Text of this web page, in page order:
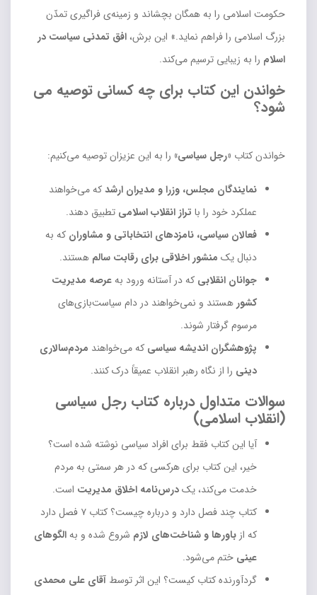
حکومت اسلامی را به همگان بچشاند و زمینه‌ی فراگیری تمدّن
بزرگ اسلامی را فراهم نماید.» این برش، افق تمدنی سیاست در
اسلام را به زیبایی ترسیم می‌کند.
خواندن این کتاب برای چه کسانی توصیه می
شود؟
خواندن کتاب «رجل سیاسی» را به این عزیزان توصیه می‌کنیم:
نمایندگان مجلس، وزرا و مدیران ارشدکه می‌خواهند
عملکرد خود را با تراز انقلاب اسلامی تطبیق دهند.
فعالان سیاسی، نامزدهای انتخاباتی و مشاوران که به
دنبال یک منشور اخلاقی برای رقابت سالم هستند.
جوانان انقلابی که در آستانه ورود بهعرصه مدیریت
کشور هستند و نمی‌خواهند در دام سیاست‌بازی‌های
مرسوم گرفتار شوند.
پژوهشگران اندیشه سیاسی که می‌خواهند مردم‌سالاری
دینی را از نگاه رهبر انقلاب عمیقاً درک کنند.
سوالات متداول درباره کتاب رجل سیاسی
(انقلاب اسلامی)
آیا این کتاب فقط برای افراد سیاسی نوشته شده است؟
خیر، این کتاب برای هرکسی که در هر سمتی به مردم
خدمت می‌کند، یکدرس‌نامه اخلاق مدیریت است.
کتاب چند فصل دارد و درباره چیست؟ کتاب ۷ فصل دارد
که از باورها و شناخت‌های لازم شروع شده و بهالگوهای
عینی ختم می‌شود.
گردآورنده کتاب کیست؟ این اثر توسط آقای علی محمدی